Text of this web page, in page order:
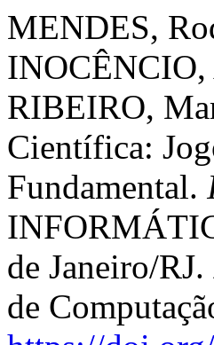
MENDES,
RIBEIRO,
Científica:
Fundamental.
de Janeiro/RJ.
de